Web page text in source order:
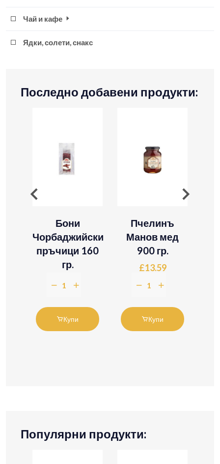
Чай и кафе
Ядки, солети, снакс
Последно добавени продукти:
Бони
Чорбаджийски
пръчици 160
гр.
£3.19
Купи
Пчелинъ
Манов мед
900 гр.
£13.59
Купи
Популярни продукти: